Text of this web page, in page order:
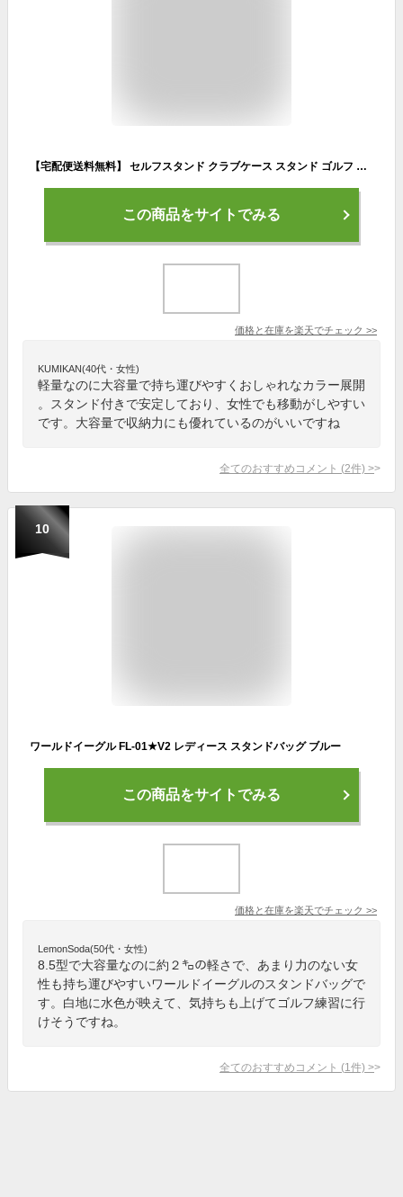
【宅配便送料無料】 セルフスタンド クラブケース スタンド ゴルフ クラブケース 練習用 フードカバー 大容量ポケット メンズ レディース クラブバッグ スタンドバッグ ゴルフバッグ ゴルフケース セルフスタンドバッグ キャディバッグ セルフスタンド式クラブケース 宅F
この商品をサイトでみる
価格と在庫を楽天でチェック >>
KUMIKAN(40代・女性)
軽量なのに大容量で持ち運びやすくおしゃれなカラー展開
。スタンド付きで安定しており、女性でも移動がしやすい
です。大容量で収納力にも優れているのがいいですね
全てのおすすめコメント (2件) >
10
ワールドイーグル FL-01★V2 レディース スタンドバッグ ブルー
この商品をサイトでみる
価格と在庫を楽天でチェック >>
LemonSoda(50代・女性)
8.5型で大容量なのに約２㌔の軽さで、あまり力のない女
性も持ち運びやすいワールドイーグルのスタンドバッグで
す。白地に水色が映えて、気持ちも上げてゴルフ練習に行
けそうですね。
全てのおすすめコメント (1 件) >